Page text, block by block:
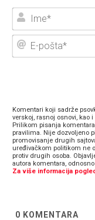
Komentari koji sadrže
verskoj, rasnoj osnovi, kao
Prilikom pisanja
pravilima. Nije dozvoljeno
promovisanje drugih
uređivačkom politikom ne
protiv drugih osoba.
autora komentara,
Za više informacija
0 KOMENTARA